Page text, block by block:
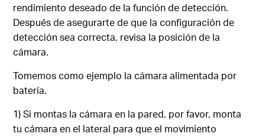
rendimiento deseado de la función de detección.
Después de asegurarte de que la configuración de
detección sea correcta, revisa la posición de la
cámara.
Tomemos como ejemplo la cámara alimentada por
batería.
1) Si montas la cámara en la pared, por favor, monta
tu cámara en el lateral para que el movimiento